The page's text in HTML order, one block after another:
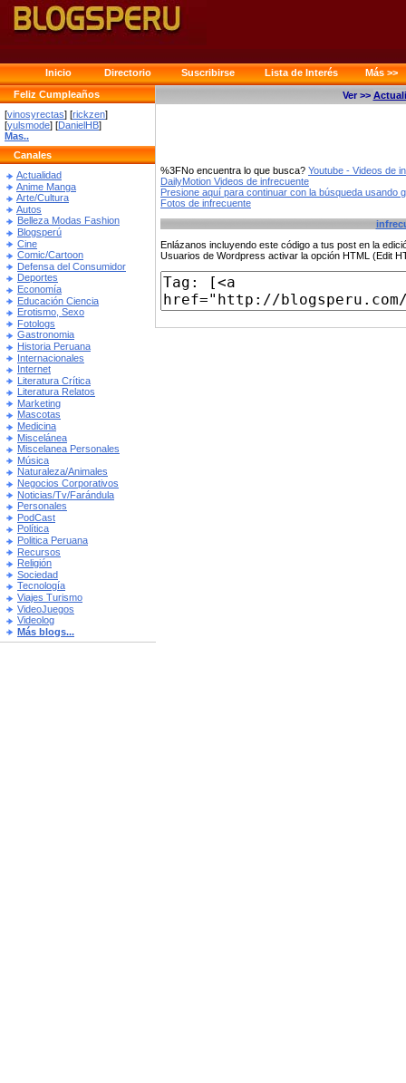
Inicio Directorio Suscribirse Lista de Interés
Más >>
Feliz Cumpleaños
[vinosyrectas] [rickzen]
[yulsmode] [DanielHB]
Mas..
Canales
Actualidad
Anime Manga
Arte/Cultura
Autos
Belleza Modas Fashion
Blogsperú
Cine
Comic/Cartoon
Defensa del Consumidor
Deportes
Economía
Educación Ciencia
Erotismo, Sexo
Fotologs
Gastronomia
Historia Peruana
Internacionales
Internet
Literatura Crítica
Literatura Relatos
Marketing
Mascotas
Medicina
Miscelánea
Miscelanea Personales
Música
Naturaleza/Animales
Negocios Corporativos
Noticias/Tv/Farándula
Personales
PodCast
Política
Politica Peruana
Recursos
Religión
Sociedad
Tecnología
Viajes Turismo
VideoJuegos
Videolog
Más blogs...
Ver >>
%3FNo encuentra lo que busca? Youtube - Videos de
DailyMotion Videos de infrecuente
Presione aquí para continuar con la búsqueda usando
Fotos de infrecuente
Enlázanos incluyendo este código a tus post en la
Usuarios de Wordpress activar la opción HTML (Edit